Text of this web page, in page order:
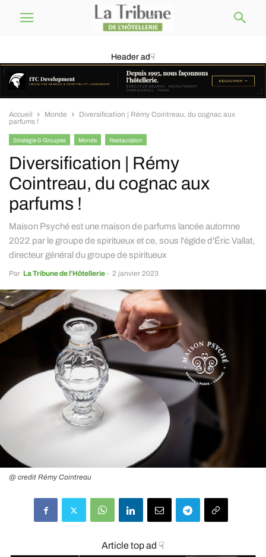
Header ad☟
Accueil Monde
Diversification | Rémy Cointreau, du cognac aux
parfums !
Stratégie & Groupes Monde Restauration
Diversification | Rémy
Cointreau, du cognac aux
parfums !
Maison Psyché est une maison de parfums lancée automne
2022 par le groupe de spiritueux et ce, sous l'égide d'Éric Vallat,
directeur général du groupe de spiritueux
Par La Tribune de l’Hôtellerie - 2 janvier 2023
@ credit Rémy Cointreau
Article top ad ☟